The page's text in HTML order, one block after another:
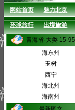
网站首页 魅力北京
环球旅行 出境旅游
青海省·大类 15-95
海东州
玉树
西宁
海北州
海南州